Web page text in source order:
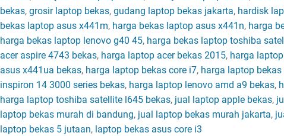
bekas, grosir laptop bekas, gudang laptop bekas jakarta, hardisk
bekas laptop asus x441m, harga bekas laptop asus x441n, harga
harga bekas laptop lenovo g40 45, harga bekas laptop toshiba
acer aspire 4743 bekas, harga laptop acer bekas 2015, harga
asus x441ua bekas, harga laptop bekas core i7, harga laptop bekas
inspiron 14 3000 series bekas, harga laptop lenovo amd a9 bekas,
harga laptop toshiba satellite l645 bekas, jual laptop apple bekas,
laptop bekas murah di bandung, jual laptop bekas murah jakarta,
laptop bekas 5 jutaan, laptop bekas asus core i3